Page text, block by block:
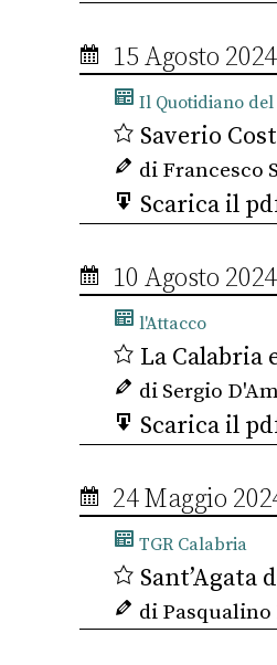
15 Agosto 2024
Il Quotidiano del
Saverio
di Francesco
Scarica il
10 Agosto 2024
l'Attacco
La Calabria
di Sergio
Scarica il
24 Maggio
TGR Calabria
Sant’Agata
di